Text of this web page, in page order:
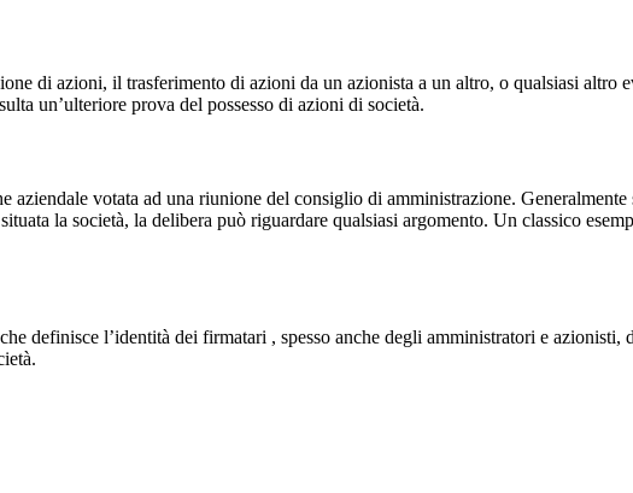
di azioni, il trasferimento di azioni da un azionista a un altro, o qualsiasi
un’ulteriore prova del possesso di azioni di società.
aziendale votata ad una riunione del consiglio di amministrazione.
la società, la delibera può riguardare qualsiasi argomento. Un classico
definisce l’identità dei firmatari , spesso anche degli amministratori e